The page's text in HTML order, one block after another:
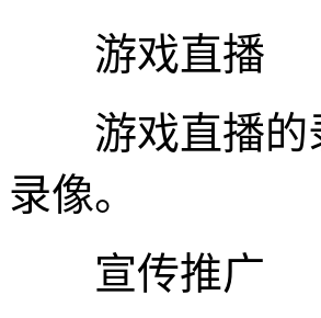
游戏直播
游戏直播的录
录像。
宣传推广